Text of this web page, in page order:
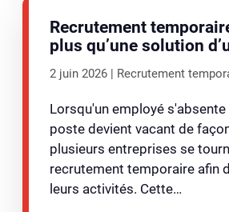
Recrutement
plus qu’une solution
2 juin 2026 Recrutement
Lorsqu'un employé s'absente
poste devient vacant de
plusieurs entreprises se
recrutement temporaire afin
leurs activités. Cette…